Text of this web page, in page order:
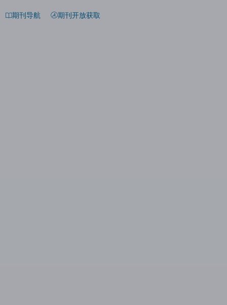
期刊导航 期刊开放获取